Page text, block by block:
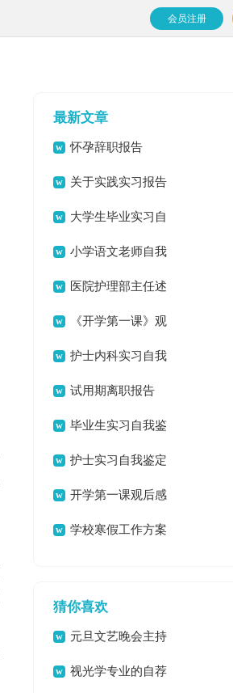
会员注册
最新文章
怀孕辞职报告
关于实践实习报告
模板汇总九篇
大学生毕业实习自
我鉴定小学语文老师自我
鉴定医院护理部主任述
职报告《开学第一课》观
后感(集锦15篇)
护士内科实习自我
鉴定试用期离职报告
毕业生实习自我鉴
定 护士实习自我鉴定
开学第一课观后感
汇编15篇
学校寒假工作方案
猜你喜欢
元旦文艺晚会主持
稿 视光学专业的自荐